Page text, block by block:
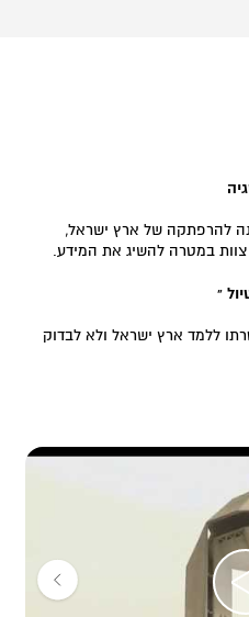
להרפתקה של ארץ ישראל,
במטרה להשיג את המידע.
"
ללמד ארץ ישראל ולא לבדוק
בהתאמה, באופניים או ברגל
המשחק מתאים גם למשפחות עם ילדים בגילאי 3-4 שנים ומעלה, וגם
וארגונים בשילוב אנשי
שונים.
לשטח, אפשר לשחק כמשפחה
החברה שאתם עובדים,